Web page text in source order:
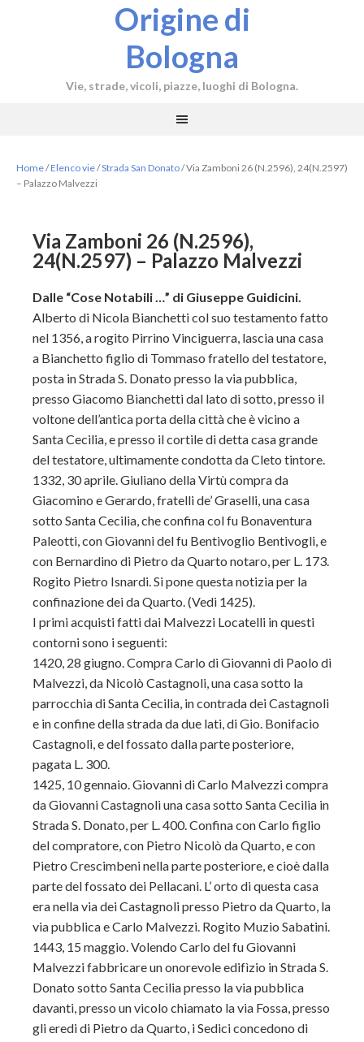
Origine di
Bologna
Vie, strade, vicoli, piazze, luoghi di Bologna.
Home/Elenco vie/Strada San Donato/Via Zamboni 26 (N.2596), 24(N.2597)
– Palazzo Malvezzi
Via Zamboni 26 (N.2596),
24(N.2597) – Palazzo Malvezzi
Dalle “Cose Notabili …” di Giuseppe Guidicini.
Alberto di Nicola Bianchetti col suo testamento fatto
nel 1356, a rogito Pirrino Vinciguerra, lascia una casa
a Bianchetto figlio di Tommaso fratello del testatore,
posta in Strada S. Donato presso la via pubblica,
presso Giacomo Bianchetti dal lato di sotto, presso il
voltone dell’antica porta della città che è vicino a
Santa Cecilia, e presso il cortile di detta casa grande
del testatore, ultimamente condotta da Cleto tintore.
1332, 30 aprile. Giuliano della Virtù compra da
Giacomino e Gerardo, fratelli de’ Graselli, una casa
sotto Santa Cecilia, che confina col fu Bonaventura
Paleotti, con Giovanni del fu Bentivoglio Bentivogli, e
con Bernardino di Pietro da Quarto notaro, per L. 173.
Rogito Pietro Isnardi. Si pone questa notizia per la
confinazione dei da Quarto. (Vedi 1425).
I primi acquisti fatti dai Malvezzi Locatelli in questi
contorni sono i seguenti:
1420, 28 giugno. Compra Carlo di Giovanni di Paolo di
Malvezzi, da Nicolò Castagnoli, una casa sotto la
parrocchia di Santa Cecilia, in contrada dei Castagnoli
e in confine della strada da due lati, di Gio. Bonifacio
Castagnoli, e del fossato dalla parte posteriore,
pagata L. 300.
1425, 10 gennaio. Giovanni di Carlo Malvezzi compra
da Giovanni Castagnoli una casa sotto Santa Cecilia in
Strada S. Donato, per L. 400. Confina con Carlo figlio
del compratore, con Pietro Nicolò da Quarto, e con
Pietro Crescimbeni nella parte posteriore, e cioè dalla
parte del fossato dei Pellacani. L’ orto di questa casa
era nella via dei Castagnoli presso Pietro da Quarto, la
via pubblica e Carlo Malvezzi. Rogito Muzio Sabatini.
1443, 15 maggio. Volendo Carlo del fu Giovanni
Malvezzi fabbricare un onorevole edifìzio in Strada S.
Donato sotto Santa Cecilia presso la via pubblica
davanti, presso un vicolo chiamato la via Fossa, presso
gli eredi di Pietro da Quarto, i Sedici concedono di